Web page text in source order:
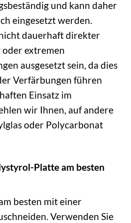
und kann daher
eingesetzt werden.
dauerhaft direkter
extremen
ausgesetzt sein, da dies
Verfärbungen führen
Einsatz im
wir Ihnen, auf andere
oder Polycarbonat
Platte am besten
besten mit einer
Verwenden Sie